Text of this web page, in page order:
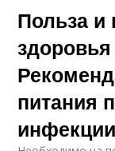
Польза и
питания
инфекции